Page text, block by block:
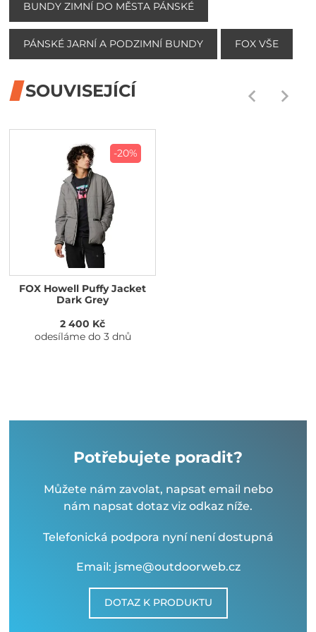
BUNDY ZIMNÍ DO MĚSTA PÁNSKÉ
PÁNSKÉ JARNÍ A PODZIMNÍ BUNDY FOX VŠE
SOUVISEJÍCÍ
-20%
FOX Howell Puffy Jacket
Dark Grey
2 400 Kč
odesíláme do 3 dnů
Potřebujete poradit?
Můžete nám zavolat, napsat email nebo
nám napsat dotaz viz odkaz níže.
Telefonická podpora nyní není dostupná
Email: jsme@outdoorweb.cz
DOTAZ K PRODUKTU